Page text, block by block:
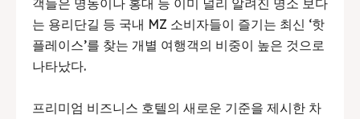
는 용리단길 등 국내 MZ 소비자들이 즐기는 최신 ‘핫
플레이스’를 찾는 개별 여행객의 비중이 높은 것으로
나타났다.
프리미엄 비즈니스 호텔의 새로운 기준을 제시한 차